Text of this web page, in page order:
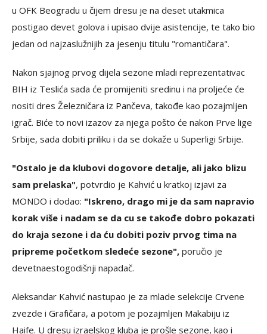
u OFK Beogradu u čijem dresu je na deset utakmica
postigao devet golova i upisao dvije asistencije, te tako bio
jedan od najzaslužnijih za jesenju titulu "romantičara".
Nakon sjajnog prvog dijela sezone mladi reprezentativac
BIH iz Teslića sada će promijeniti sredinu i na proljeće će
nositi dres Železničara iz Pančeva, takođe kao pozajmljen
igrač. Biće to novi izazov za njega pošto će nakon Prve lige
Srbije, sada dobiti priliku i da se dokaže u Superligi Srbije.
"Ostalo je da klubovi dogovore detalje, ali jako blizu
sam prelaska", potvrdio je Kahvić u kratkoj izjavi za
MONDO i dodao: "Iskreno, drago mi je da sam napravio
korak više i nadam se da cu se takođe dobro pokazati
do kraja sezone i da ću dobiti poziv prvog tima na
pripreme početkom sledeće sezone", poručio je
devetnaestogodišnji napadač.
Aleksandar Kahvić nastupao je za mlade selekcije Crvene
zvezde i Grafičara, a potom je pozajmljen Makabiju iz
Haife. U dresu izraelskog kluba je prošle sezone, kao i